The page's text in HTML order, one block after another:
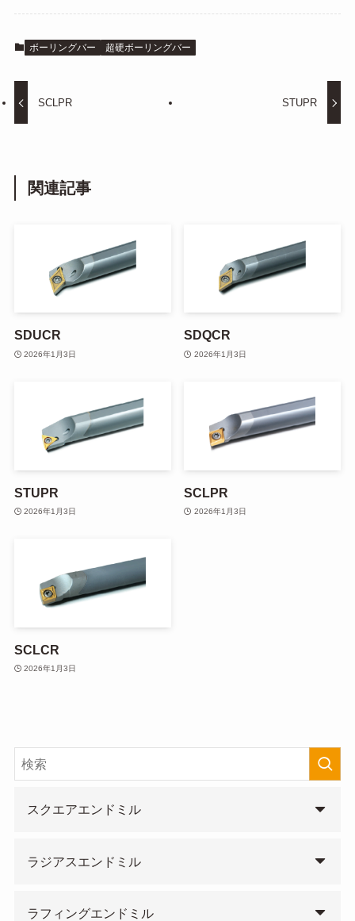
ボーリングバー 超硬ボーリングバー
SCLPR STUPR
関連記事
SDUCR
2026年1月3日
SDQCR
2026年1月3日
STUPR
2026年1月3日
SCLPR
2026年1月3日
SCLCR
2026年1月3日
スクエアエンドミル
ラジアスエンドミル
ラフィングエンドミル